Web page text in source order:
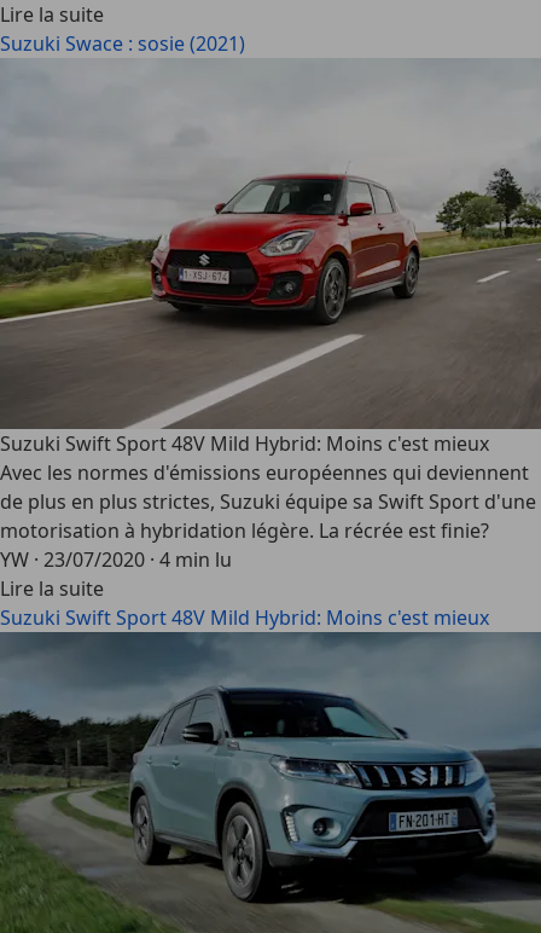
Lire la suite
Suzuki Swace : sosie (2021)
Suzuki Swift Sport 48V Mild Hybrid: Moins c'est mieux
Avec les normes d'émissions européennes qui deviennent
de plus en plus strictes, Suzuki équipe sa Swift Sport d'une
motorisation à hybridation légère. La récrée est finie?
YW · 23/07/2020 · 4 min lu
Lire la suite
Suzuki Swift Sport 48V Mild Hybrid: Moins c'est mieux